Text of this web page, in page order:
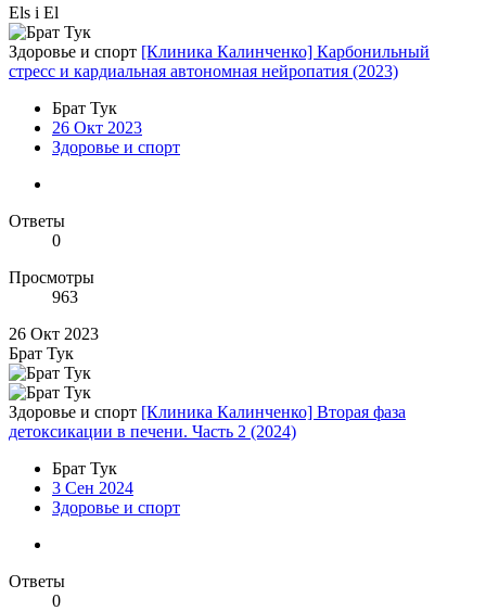
Els i El
Здоровье и спорт [Клиника Калинченко] Карбонильный
стресс и кардиальная автономная нейропатия (2023)
Брат Тук
26 Окт 2023
Здоровье и спорт
Ответы
0
Просмотры
963
26 Окт 2023
Брат Тук
Здоровье и спорт [Клиника Калинченко] Вторая фаза
детоксикации в печени. Часть 2 (2024)
Брат Тук
3 Сен 2024
Здоровье и спорт
Ответы
0